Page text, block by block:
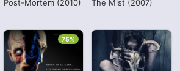
Post-Mortem (2010) The Mist (2007)
75%